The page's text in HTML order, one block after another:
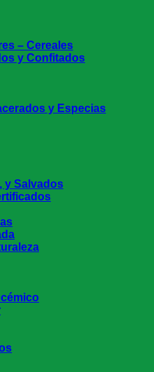
– Cereales
y Confitados
y Especias
y Salvados